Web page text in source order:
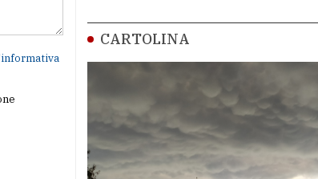
CARTOLINA